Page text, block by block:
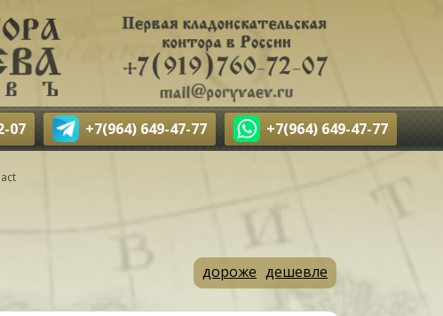
07 +7(964) 649-47-77 +7(964) 649-47-77
дороже дешевле